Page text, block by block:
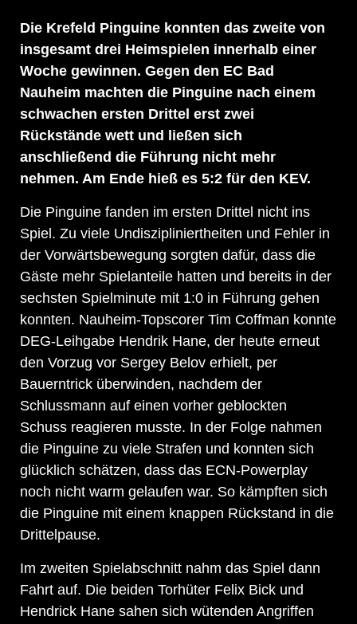
Die Krefeld Pinguine konnten das zweite von
insgesamt drei Heimspielen innerhalb einer
Woche gewinnen. Gegen den EC Bad
Nauheim machten die Pinguine nach einem
schwachen ersten Drittel erst zwei
Rückstände wett und ließen sich
anschließend die Führung nicht mehr
nehmen. Am Ende hieß es 5:2 für den KEV.
Die Pinguine fanden im ersten Drittel nicht ins
Spiel. Zu viele Undiszipliniertheiten und Fehler in
der Vorwärtsbewegung sorgten dafür, dass die
Gäste mehr Spielanteile hatten und bereits in der
sechsten Spielminute mit 1:0 in Führung gehen
konnten. Nauheim-Topscorer Tim Coffman konnte
DEG-Leihgabe Hendrik Hane, der heute erneut
den Vorzug vor Sergey Belov erhielt, per
Bauerntrick überwinden, nachdem der
Schlussmann auf einen vorher geblockten
Schuss reagieren musste. In der Folge nahmen
die Pinguine zu viele Strafen und konnten sich
glücklich schätzen, dass das ECN-Powerplay
noch nicht warm gelaufen war. So kämpften sich
die Pinguine mit einem knappen Rückstand in die
Drittelpause.
Im zweiten Spielabschnitt nahm das Spiel dann
Fahrt auf. Die beiden Torhüter Felix Bick und
Hendrick Hane sahen sich wütenden Angriffen